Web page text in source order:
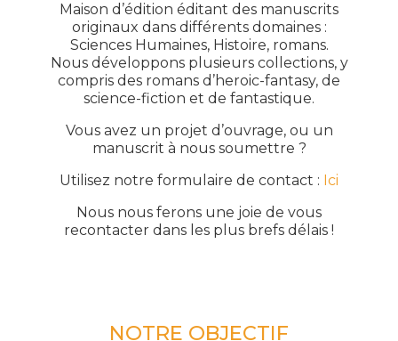
Maison d’édition éditant des manuscrits
originaux dans différents domaines :
Sciences Humaines, Histoire, romans.
Nous développons plusieurs collections, y
compris des romans d’heroic-fantasy, de
science-fiction et de fantastique.
Vous avez un projet d’ouvrage, ou un
manuscrit à nous soumettre ?
Utilisez notre formulaire de contact : Ici
Nous nous ferons une joie de vous
recontacter dans les plus brefs délais !
NOTRE OBJECTIF